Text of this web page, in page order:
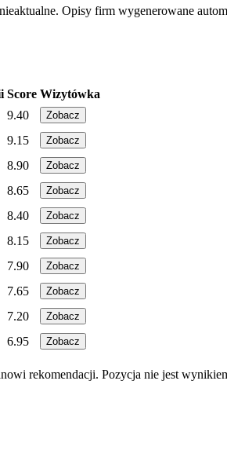
Opisy firm wygenerowane
Score Wizytówka
9.40 Zobacz
9.15 Zobacz
8.90 Zobacz
8.65 Zobacz
8.40 Zobacz
8.15 Zobacz
7.90 Zobacz
7.65 Zobacz
7.20 Zobacz
6.95 Zobacz
rekomendacji. Pozycja nie jest